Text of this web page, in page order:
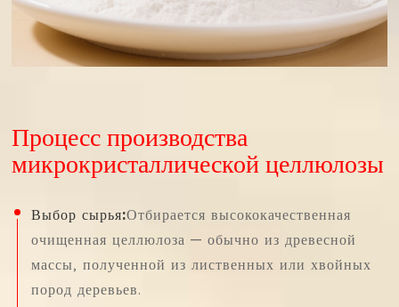
Процесс производства
микрокристаллической целлюлозы
Выбор сырья:Отбирается высококачественная
очищенная целлюлоза — обычно из древесной
массы, полученной из лиственных или хвойных
пород деревьев.